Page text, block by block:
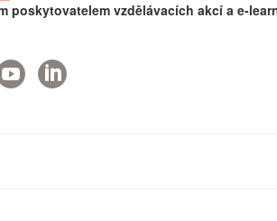
poskytovatelem vzdělávacích akcí a e-